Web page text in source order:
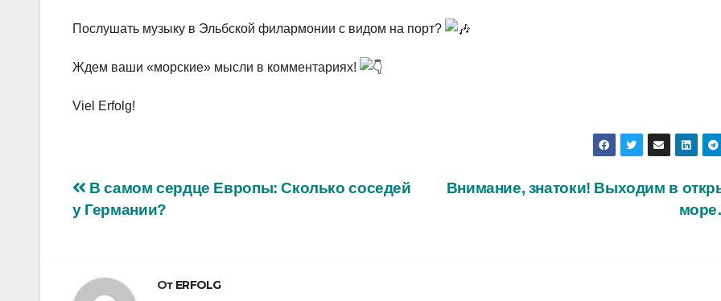
Послушать музыку в Эльбской филармонии с видом на порт?
Ждем ваши «морские» мысли в комментариях!
Viel Erfolg!
Навигация
по
Внимание, знатоки! Выходим в
В самом сердце Европы: Сколько соседей
у Германии?
От ERFOLG